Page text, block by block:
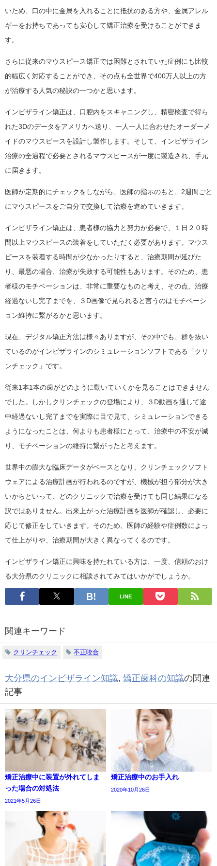
いため、口の中に金属を入れることに抵抗のある方や、金属アレル
ギーをお持ちであっても安心して矯正治療を受けることができま
す。
さらに従来のマウスピース矯正では困難とされていた症例にも比較
的幅広く対応することができ、その点も全世界で400万人以上の方
が治療する人気の秘訣の一つかと思います。
インビザライン矯正は、口腔内をスキャニングし、精密検査で得ら
れた3Dのデータをアメリカへ送り、一人一人に合わせたオーダーメ
イドのマウスピースを設計し製作します。そして、インビザライン
治療の全過程で必要とされるマウスピースが一度に製造され、手元
に届きます。
医師が定期的にチェックをしながら、医師の指示のもと、2週間ごと
にマウスピースをご自分で交換して治療を進めていきます。
インビザライン矯正は、患者様の協力と努力が必要で、１日２０時
間以上マウスピースの装着をしていただく必要があります。マウス
ピースを装着する時間が少なかったりすると、治療期間が延びた
り、最悪の場合、治療が失敗する可能性もあります。そのため、患
者様のモチベーションは、非常に重要なものと考え、その点、治療
経過ないし完了までを、３D画像で見られると言うのはモチベーシ
ョン維持に繋がるかと思います。
現在、デジタル矯正方法は様々ありますが、その中でも、群を抜い
ているのがインビザラインのシミュレーションソフトである「クリ
ンチェック」です。
従来1本1本の歯がどのように動いていくかを見ることはできません
でした。しかしクリンチェックの登場により、３D動画を通して途
中経過ないし完了までを実際に目で見て、シミュレーションできる
ようになったことは、何よりも患者様にとって、治療中の不安が減
り、モチベーションの維持に繋がったと考えます。
世界中の膨大な臨床データがベースとなり、クリンチェックソフト
ウェアによる治療計画が行われるのですが、機械が担う部分が大き
いからといって、どのクリニックで治療を受けても同じ結果になる
訳ではありません。出来上がった治療計画を医師が確認し、必要に
応じて修正をしていきます。そのため、医師の経験や症例数によっ
て仕上がりや、治療期間が大きく異なってくるのです。
インビザライン矯正に興味を持たれている方は、一度、信頼のおけ
る大分県のクリニックに相談されてみてはいかがでしょうか。
LINE
関連キーワード
クリンチェック 不正咬合
大分県のインビザライン知識, 矯正歯科の知識の関連
記事
矯正治療中に装置が外れてしま
った場合の対処法
2021年5月26日
矯正治療中のお手入れ
2020年10月26日